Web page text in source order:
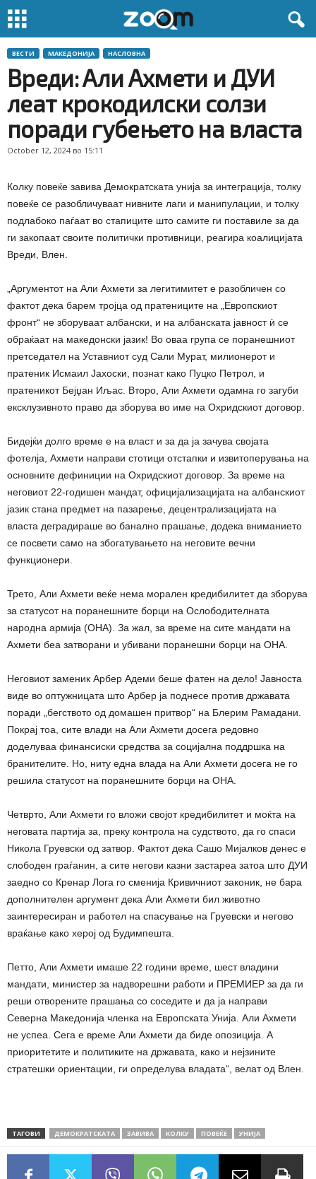
ВЕСТИ МАКЕДОНИЈА НАСЛОВНА
Вреди: Али Ахмети и ДУИ
леат крокодилски солзи
поради губењето на власта
October 12, 2024 во 15:11
Колку повеќе завива Демократската унија за интеграција, толку
повеќе се разобличуваат нивните лаги и манипулации, и толку
подлабоко паѓаат во стапиците што самите ги поставиле за да
ги закопаат своите политички противници, реагира коалицијата
Вреди, Влен.
„Аргументот на Али Ахмети за легитимитет е разобличен со
фактот дека барем тројца од пратениците на „Европскиот
фронт“ не зборуваат албански, и на албанската јавност ѝ се
обраќаат на македонски јазик! Во оваа група се поранешниот
претседател на Уставниот суд Сали Мурат, милионерот и
пратеник Исмаил Јахоски, познат како Пуцко Петрол, и
пратеникот Бејџан Иљас. Второ, Али Ахмети одамна го загуби
ексклузивното право да зборува во име на Охридскиот договор.
Бидејќи долго време е на власт и за да ја зачува својата
фотелја, Ахмети направи стотици отстапки и извитоперувања на
основните дефиниции на Охридскиот договор. За време на
неговиот 22-годишен мандат, официјализацијата на албанскиот
јазик стана предмет на пазарење, децентрализацијата на
власта деградираше во банално прашање, додека вниманието
се посвети само на збогатувањето на неговите вечни
функционери.
Трето, Али Ахмети веќе нема морален кредибилитет да зборува
за статусот на поранешните борци на Ослободителната
народна армија (ОНА). За жал, за време на сите мандати на
Ахмети беа затворани и убивани поранешни борци на ОНА.
Неговиот заменик Арбер Адеми беше фатен на дело! Јавноста
виде во оптужницата што Арбер ја поднесе против државата
поради „бегството од домашен притвор“ на Блерим Рамадани.
Покрај тоа, сите влади на Али Ахмети досега редовно
доделуваа финансиски средства за социјална поддршка на
бранителите. Но, ниту една влада на Али Ахмети досега не го
решила статусот на поранешните борци на ОНА.
Четврто, Али Ахмети го вложи својот кредибилитет и моќта на
неговата партија за, преку контрола на судството, да го спаси
Никола Груевски од затвор. Фактот дека Сашо Мијалков денес е
слободен граѓанин, а сите негови казни застареа затоа што ДУИ
заедно со Кренар Лога го сменија Кривичниот законик, не бара
дополнителен аргумент дека Али Ахмети бил животно
заинтересиран и работел на спасување на Груевски и негово
враќање како херој од Будимпешта.
Петто, Али Ахмети имаше 22 години време, шест владини
мандати, министер за надворешни работи и ПРЕМИЕР за да ги
реши отворените прашања со соседите и да ја направи
Северна Македонија членка на Европската Унија. Али Ахмети
не успеа. Сега е време Али Ахмети да биде опозиција. А
приоритетите и политиките на државата, како и нејзините
стратешки ориентации, ги определува владата“, велат од Влен.
ТАГОВИ ДЕМОКРАТСКАТА ЗАВИВА КОЛКУ ПОВЕЌЕ УНИЈА